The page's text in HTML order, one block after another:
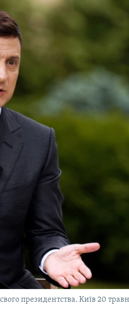
президентства. Київ 20